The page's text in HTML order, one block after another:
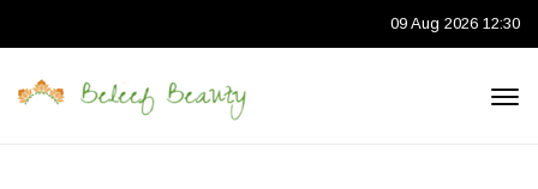
09 Aug 2026 12:30